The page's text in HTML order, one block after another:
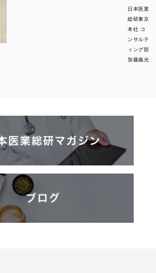
日本医業
総研東京
本社 コ
ンサルテ
ィング部
加藤義光